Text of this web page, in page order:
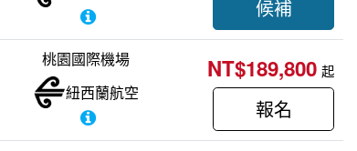
候補
桃園國際機場
紐西蘭航空
NT$189,800 起
報名